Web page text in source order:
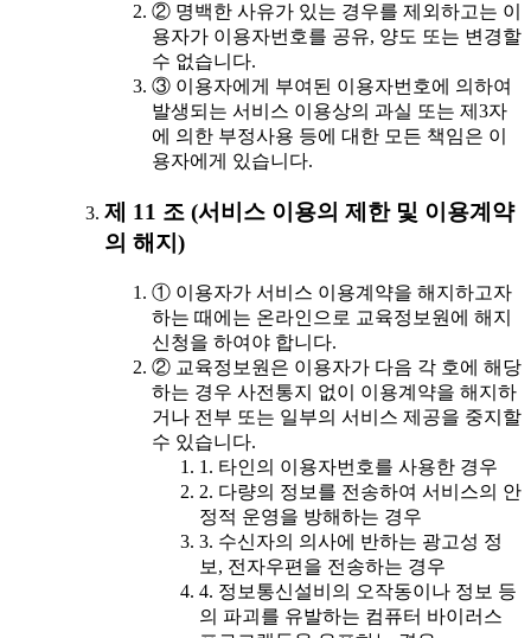
② 명백한 사유가 있는 경우를 제외하고는 이
용자가 이용자번호를 공유, 양도 또는 변경할
수 없습니다.
③ 이용자에게 부여된 이용자번호에 의하여
발생되는 서비스 이용상의 과실 또는 제3자
에 의한 부정사용 등에 대한 모든 책임은 이
용자에게 있습니다.
제 11 조 (서비스 이용의 제한 및 이용계약
의 해지)
① 이용자가 서비스 이용계약을 해지하고자
하는 때에는 온라인으로 교육정보원에 해지
신청을 하여야 합니다.
② 교육정보원은 이용자가 다음 각 호에 해당
하는 경우 사전통지 없이 이용계약을 해지하
거나 전부 또는 일부의 서비스 제공을 중지할
수 있습니다.
1. 타인의 이용자번호를 사용한 경우
2. 다량의 정보를 전송하여 서비스의 안
정적 운영을 방해하는 경우
3. 수신자의 의사에 반하는 광고성 정
보, 전자우편을 전송하는 경우
4. 정보통신설비의 오작동이나 정보 등
의 파괴를 유발하는 컴퓨터 바이러스